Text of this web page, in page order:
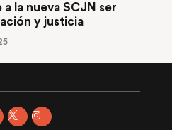
la nueva SCJN ser
y justicia